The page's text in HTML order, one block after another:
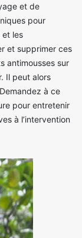
et de
pour
et les
et supprimer ces
antimousses sur
Il peut alors
à ce
pour entretenir
à l’intervention